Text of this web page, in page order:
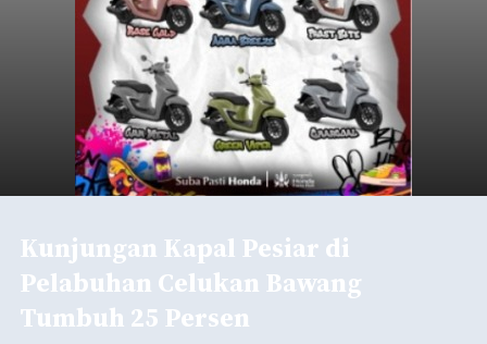
Kunjungan Kapal Pesiar di
Pelabuhan Celukan Bawang
Tumbuh 25 Persen